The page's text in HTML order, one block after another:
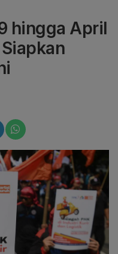
hingga April